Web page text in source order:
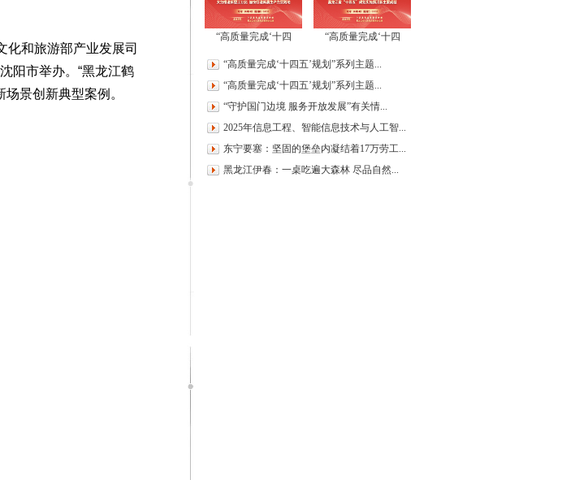
和旅游部产业发展司
阳市举办。“黑龙江鹤
景创新典型案例。
“高质量完成‘十四
发布会（第二场）
“高质量完成‘十四
发布会
“高质量完成‘十四五’规划”系列主题...
“高质量完成‘十四五’规划”系列主题...
“守护国门边境 服务开放发展”有关情...
2025年信息工程、智能信息技术与人工智...
东宁要塞：坚固的堡垒内凝结着17万劳工...
黑龙江伊春：一桌吃遍大森林 尽品自然...